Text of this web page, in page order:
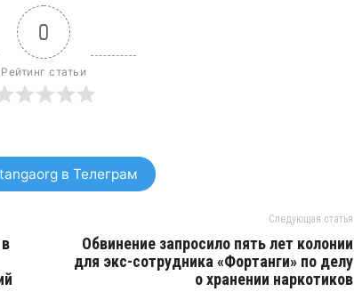
0
Рейтинг статьи
в Телеграм
Следующая статья
Обвинение запросило пять лет колонии
для экс-сотрудника «Фортанги» по делу
о хранении наркотиков